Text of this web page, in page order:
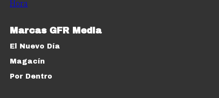
Marcas GFR Media
El Nuevo Día
Magacín
Por Dentro